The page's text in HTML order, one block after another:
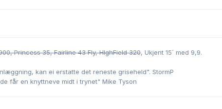
Princess 35,Fairline 43 Fly, HIghField 320, Ukjent 15´ med 9,9.
kan ei erstatte det reneste griseheld". StormP
får en knyttneve midt i trynet" Mike Tyson